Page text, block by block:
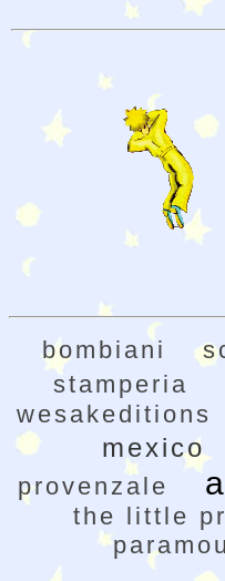
bombiani
stamperia
wesakeditions
mexico
provenzale
the little